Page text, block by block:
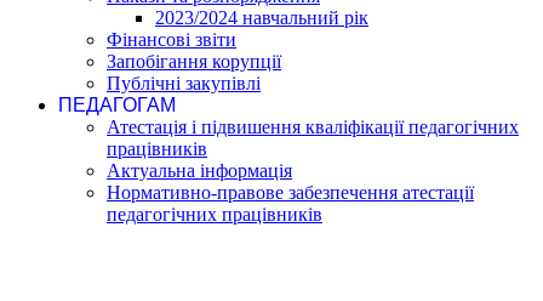
2023/2024 навчальний рік
Фінансові звіти
Запобігання корупції
Публічні закупівлі
ПЕДАГОГАМ
Атестація і підвишення кваліфікації педагогічних
працівників
Актуальна інформація
Нормативно-правове забезпечення атестації
педагогічних працівників